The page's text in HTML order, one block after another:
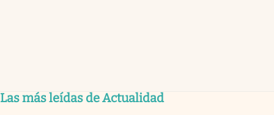
Las más leídas de Actualidad